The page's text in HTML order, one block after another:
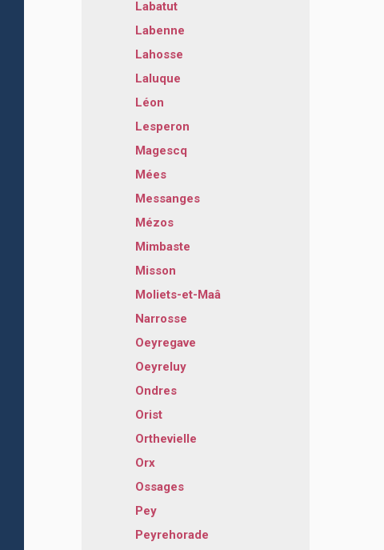
Labatut
Labenne
Lahosse
Laluque
Léon
Lesperon
Magescq
Mées
Messanges
Mézos
Mimbaste
Misson
Moliets-et-Maâ
Narrosse
Oeyregave
Oeyreluy
Ondres
Orist
Orthevielle
Orx
Ossages
Pey
Peyrehorade